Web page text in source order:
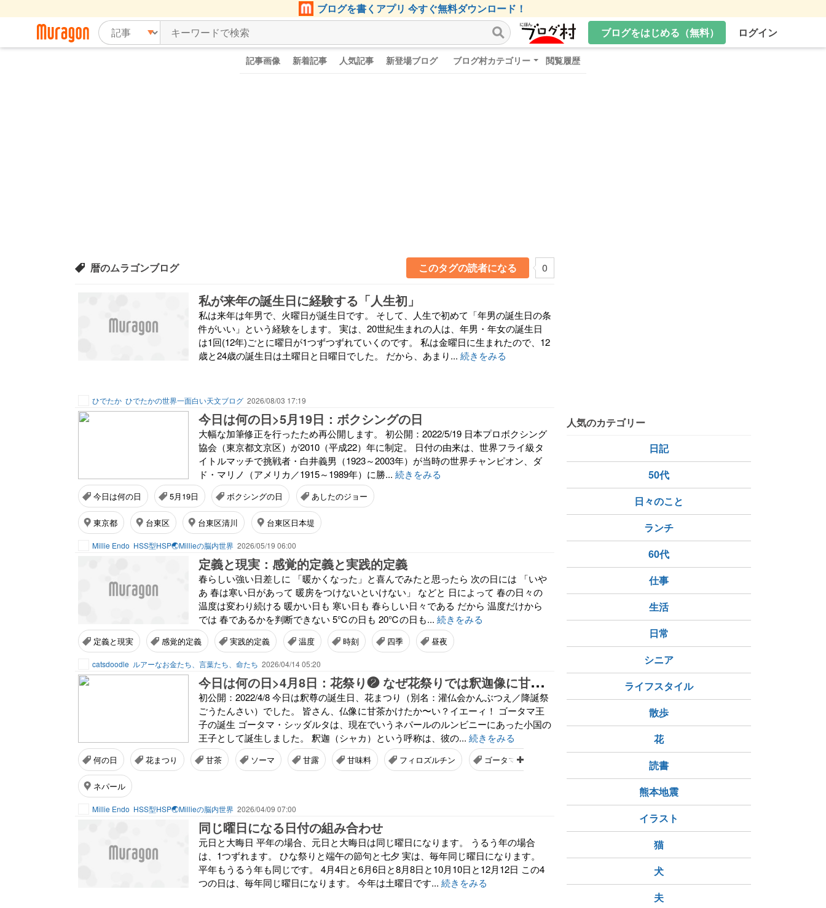
ブログを書くアプリ 今すぐ無料ダウンロード！
ブログをはじめる（無料）
ログイン
記事画像 新着記事 人気記事 新登場ブログ ブログ村カテゴリー 閲覧履歴
暦のムラゴンブログ このタグの読者になる 0
私が来年の誕生日に経験する「人生初」
私は来年は年男で、火曜日が誕生日です。 そして、人生で初めて「年男の誕生日の条
件がいい」という経験をします。 実は、20世紀生まれの人は、年男・年女の誕生日
は1回(12年)ごとに曜日が1つずつずれていくのです。 私は金曜日に生まれたので、12
歳と24歳の誕生日は土曜日と日曜日でした。 だから、あまり... 続きをみる
ひでたか ひでたかの世界一面白い天文ブログ 2026/08/03 17:19
今日は何の日>5月19日：ボクシングの日
大幅な加筆修正を行ったため再公開します。 初公開：2022/5/19 日本プロボクシング
協会（東京都文京区）が2010（平成22）年に制定。 日付の由来は、世界フライ級タ
イトルマッチで挑戦者・白井義男（1923～2003年）が当時の世界チャンピオン、ダ
ド・マリノ（アメリカ／1915～1989年）に勝... 続きをみる
今日は何の日 5月19日 ボクシングの日 あしたのジョー
東京都 台東区 台東区清川 台東区日本堤
Millie Endo HSS型HSP🌏Millieの脳内世界 2026/05/19 06:00
定義と現実：感覚的定義と実践的定義
春らしい強い日差しに 「暖かくなった」と喜んでみたと思ったら 次の日には 「いや
あ 春は寒い日があって 暖房をつけないといけない」 などと 日によって 春の日々の
温度は変わり続ける 暖かい日も 寒い日も 春らしい日々である だから 温度だけから
では 春であるかを判断できない 5℃の日も 20℃の日も... 続きをみる
定義と現実 感覚的定義 実践的定義 温度 時刻 四季 昼夜
catsdoodle ルアーなお金たち、言葉たち、命たち 2026/04/14 05:20
今
日は何の日>4月8日：花祭り❷ なぜ花祭りでは釈迦像に甘茶をかけるのか？
初公開：2022/4/8 今日は釈尊の誕生日、花まつり（別名：灌仏会かんぶつえ／降誕祭
ごうたんさい）でした。 皆さん、仏像に甘茶かけたか〜い？イエーィ！ ゴータマ王
子の誕生 ゴータマ・シッダルタは、現在でいうネパールのルンビニーにあった小国の
王子として誕生しました。 釈迦（シャカ）という呼称は、彼の... 続きをみる
何の日 花まつり 甘茶 ソーマ 甘露 甘味料 フィロズルチン ゴータマ・シッダルタ
ネパール
Millie Endo HSS型HSP🌏Millieの脳内世界 2026/04/09 07:00
同じ曜日になる日付の組み合わせ
元日と大晦日 平年の場合、元日と大晦日は同じ曜日になります。 うるう年の場合
は、1つずれます。 ひな祭りと端午の節句と七夕 実は、毎年同じ曜日になります。
平年もうるう年も同じです。 4月4日と6月6日と8月8日と10月10日と12月12日 この4
つの日は、毎年同じ曜日になります。 今年は土曜日です... 続きをみる
人気のカテゴリー
日記
50代
日々のこと
ランチ
60代
仕事
生活
日常
シニア
ライフスタイル
散歩
花
読書
熊本地震
イラスト
猫
犬
夫